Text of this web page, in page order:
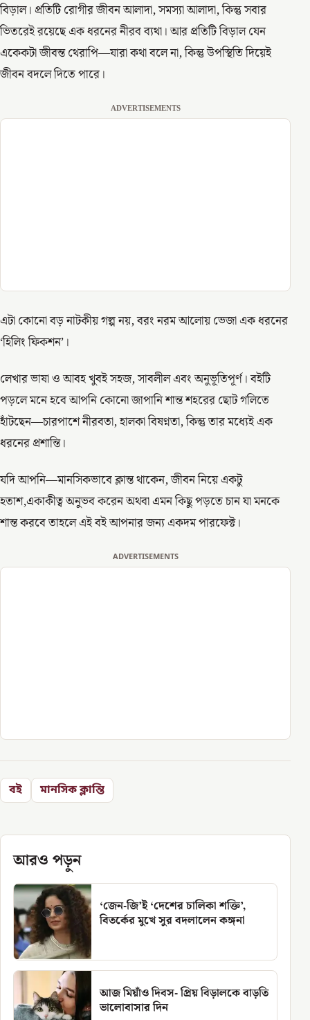
বিড়াল। প্রতিটি রোগীর জীবন আলাদা, সমস্যা আলাদা, কিন্তু সবার
ভিতরেই রয়েছে এক ধরনের নীরব ব্যথা। আর প্রতিটি বিড়াল যেন
একেকটা জীবন্ত থেরাপি—যারা কথা বলে না, কিন্তু উপস্থিতি দিয়েই
জীবন বদলে দিতে পারে।
ADVERTISEMENTS
এটা কোনো বড় নাটকীয় গল্প নয়, বরং নরম আলোয় ভেজা এক ধরনের
‘হিলিং ফিকশন’।
লেখার ভাষা ও আবহ খুবই সহজ, সাবলীল এবং অনুভূতিপূর্ণ। বইটি
পড়লে মনে হবে আপনি কোনো জাপানি শান্ত শহরের ছোট গলিতে
হাঁটছেন—চারপাশে নীরবতা, হালকা বিষণ্নতা, কিন্তু তার মধ্যেই এক
ধরনের প্রশান্তি।
যদি আপনি—মানসিকভাবে ক্লান্ত থাকেন, জীবন নিয়ে একটু
হতাশ,একাকীত্ব অনুভব করেন অথবা এমন কিছু পড়তে চান যা মনকে
শান্ত করবে তাহলে এই বই আপনার জন্য একদম পারফেক্ট।
ADVERTISEMENTS
বই মানসিক ক্লান্তি
আরও পড়ুন
‘জেন-জি’ই ‘দেশের চালিকা শক্তি’,
বিতর্কের মুখে সুর বদলালেন কঙ্গনা
আজ মিয়াঁও দিবস- প্রিয় বিড়ালকে বাড়তি
ভালোবাসার দিন